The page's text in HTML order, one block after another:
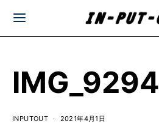
IMG_9294
INPUTOUT 2021年4月1日